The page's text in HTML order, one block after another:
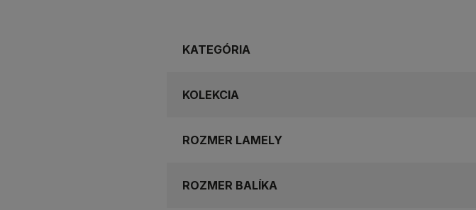
KATEGÓRIA
KOLEKCIA
ROZMER LAMELY
ROZMER BALÍKA